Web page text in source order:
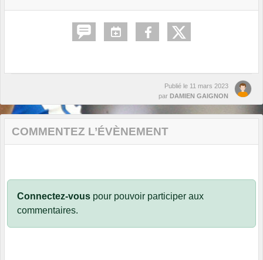
Publié le 11 mars 2023
par DAMIEN GAIGNON
COMMENTEZ L’ÉVÈNEMENT
Connectez-vous pour pouvoir participer aux
commentaires.